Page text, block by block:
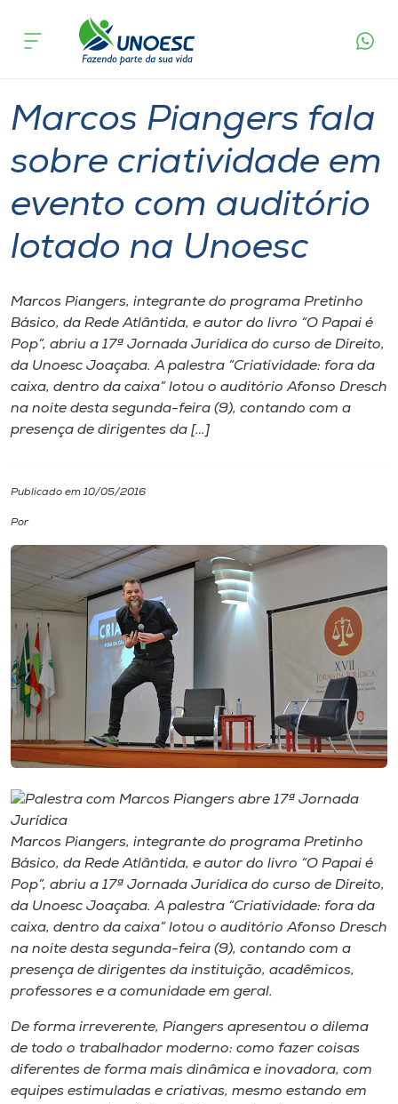
Cursos
Pesquisa
Atendimento ao Estudante
Portal de Ensino
A
Unoesc
Internacionalização
I.nova
Diplomados
Cultura
CPA
Biblioteca
Editora
Rádio
Museu
Unoesc
Store
Selecione
acontece
Marcos Piangers fala
sobre criatividade em
evento com auditório
lotado na Unoesc
Marcos Piangers, integrante do programa Pretinho
Básico, da Rede Atlântida, e autor do livro “O Papai é
Pop”, abriu a 17ª Jornada Jurídica do curso de Direito,
da Unoesc Joaçaba. A palestra “Criatividade: fora da
caixa, dentro da caixa” lotou o auditório Afonso Dresch
na noite desta segunda-feira (9), contando com a
presença de dirigentes da […]
Publicado em 10/05/2016
Por
Marcos Piangers, integrante do programa Pretinho
Básico, da Rede Atlântida, e autor do livro “O Papai é
Pop”, abriu a 17ª Jornada Jurídica do curso de Direito,
da Unoesc Joaçaba. A palestra “Criatividade: fora da
caixa, dentro da caixa” lotou o auditório Afonso Dresch
na noite desta segunda-feira (9), contando com a
presença de dirigentes da instituição, acadêmicos,
professores e a comunidade em geral.
De forma irreverente, Piangers apresentou o dilema
de todo o trabalhador moderno: como fazer coisas
diferentes de forma mais dinâmica e inovadora, com
equipes estimuladas e criativas, mesmo estando em